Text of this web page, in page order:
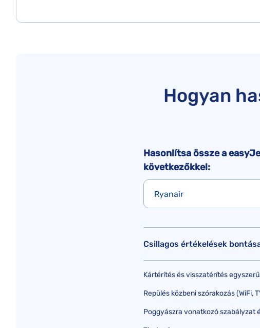
Hogyan
Hasonlítsa össze a
következőkkel:
Ryanair
Csillagos értékelések
Kártérítés és visszatérítés
Repülés közbeni szórakozás (WiFi,
Poggyászra vonatkozó szabályzat